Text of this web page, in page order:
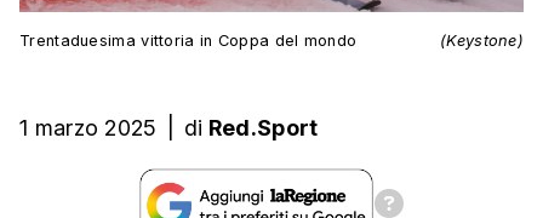
Trentaduesima vittoria in Coppa del mondo (Keystone)
1 marzo 2025 di Red.Sport